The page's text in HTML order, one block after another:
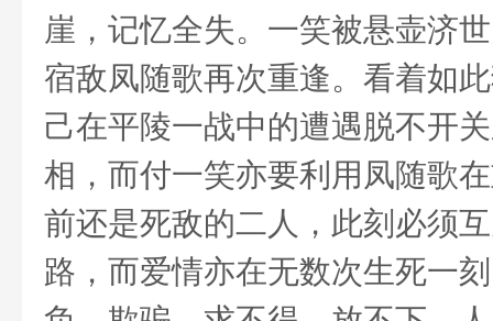
崖，记忆全失。一笑被悬壶济
宿敌凤随歌再次重逢。看着如
己在平陵一战中的遭遇脱不开
相，而付一笑亦要利用凤随歌
前还是死敌的二人，此刻必须
路，而爱情亦在无数次生死一